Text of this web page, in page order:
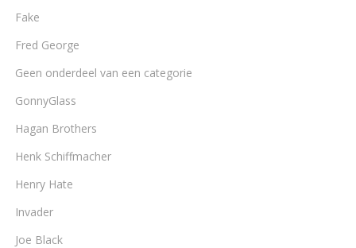
Fake
Fred George
Geen onderdeel van een categorie
GonnyGlass
Hagan Brothers
Henk Schiffmacher
Henry Hate
Invader
Joe Black